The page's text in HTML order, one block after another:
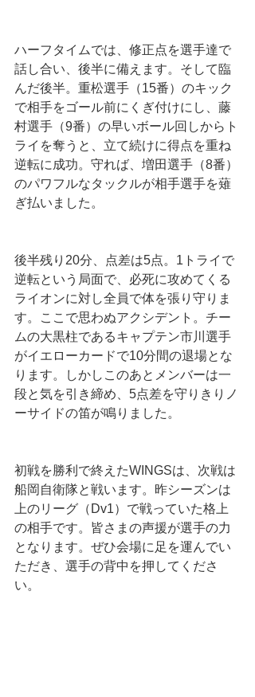
ハーフタイムでは、修正点を選手達で
話し合い、後半に備えます。そして臨
んだ後半。重松選手（15番）のキック
で相手をゴール前にくぎ付けにし、藤
村選手（9番）の早いボール回しからト
ライを奪うと、立て続けに得点を重ね
逆転に成功。守れば、増田選手（8番）
のパワフルなタックルが相手選手を薙
ぎ払いました。
後半残り20分、点差は5点。1トライで
逆転という局面で、必死に攻めてくる
ライオンに対し全員で体を張り守りま
す。ここで思わぬアクシデント。チー
ムの大黒柱であるキャプテン市川選手
がイエローカードで10分間の退場とな
ります。しかしこのあとメンバーは一
段と気を引き締め、5点差を守りきりノ
ーサイドの笛が鳴りました。
初戦を勝利で終えたWINGSは、次戦は
船岡自衛隊と戦います。昨シーズンは
上のリーグ（Dv1）で戦っていた格上
の相手です。皆さまの声援が選手の力
となります。ぜひ会場に足を運んでい
ただき、選手の背中を押してくださ
い。